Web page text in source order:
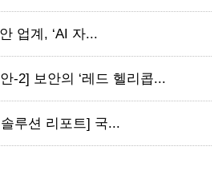
업계, ‘AI 자...
-2] 보안의 ‘레드 헬리콥...
솔루션 리포트] 국...